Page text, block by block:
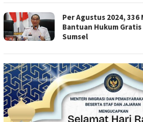
Per Agustus 2024,
Bantuan Hukum
Sumsel